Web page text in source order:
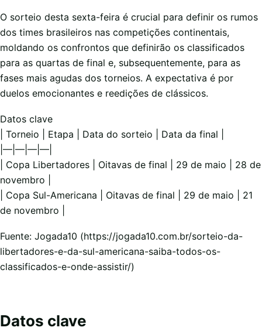
O sorteio desta sexta-feira é crucial para definir os rumos
dos times brasileiros nas competições continentais,
moldando os confrontos que definirão os classificados
para as quartas de final e, subsequentemente, para as
fases mais agudas dos torneios. A expectativa é por
duelos emocionantes e reedições de clássicos.
Datos clave
| Torneio | Etapa | Data do sorteio | Data da final |
|—|—|—|—|
| Copa Libertadores | Oitavas de final | 29 de maio | 28 de
novembro |
| Copa Sul-Americana | Oitavas de final | 29 de maio | 21
de novembro |
Fuente: Jogada10 (https://jogada10.com.br/sorteio-da-
libertadores-e-da-sul-americana-saiba-todos-os-
classificados-e-onde-assistir/)
Datos clave